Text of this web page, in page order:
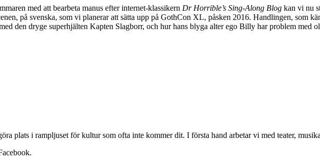
med att bearbeta manus efter internet-klassikern Dr Horrible’s Sing-Along Blog kan vi nu
på svenska, som vi planerar att sätta upp på GothCon XL, påsken 2016. Handlingen, som
den dryge superhjälten Kapten Slagborr, och hur hans blyga alter ego Billy har problem
plats i rampljuset för kultur som ofta inte kommer dit. I första hand arbetar vi med teater,